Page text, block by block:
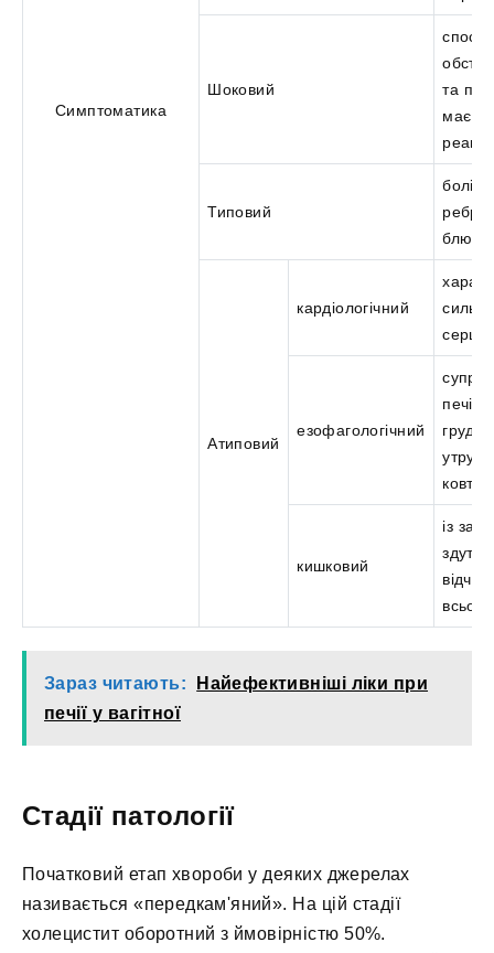
Симптоматика
Шоковий
та
має
Типовий
болі
Атиповий
кардіологічний
серці
езофагологічний
кишковий
із
Зараз читають:
Найефективніші ліки при
печії у вагітної
Стадії патології
Початковий етап хвороби у деяких джерелах
називається «передкам'яний». На цій стадії
холецистит оборотний з ймовірністю 50%.